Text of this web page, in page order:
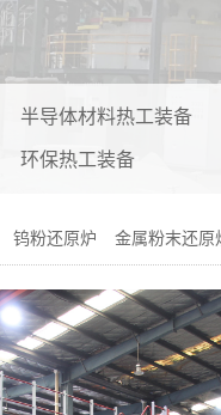
半导体材料热工装备
环保热工装备
钨粉还原炉 金属粉末还原